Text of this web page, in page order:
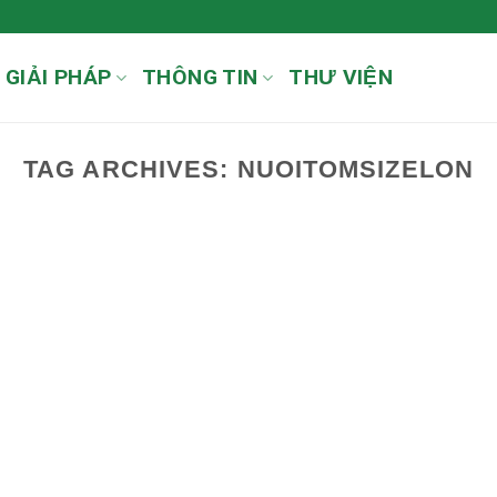
GIẢI PHÁP THÔNG TIN THƯ VIỆN
TAG ARCHIVES: NUOITOMSIZELON